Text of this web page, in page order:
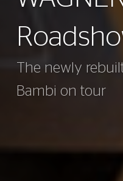
The newly
Bambi on tour